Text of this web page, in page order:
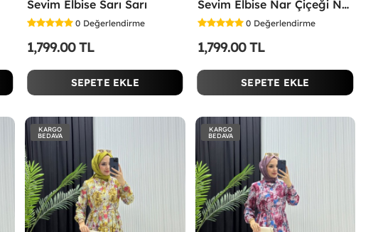
Sevim Elbise Sarı Sarı
0 Değerlendirme
1,799.00 TL
SEPETE EKLE
Sevim Elbise Nar Çiçeği Nar Çiçeği
0 Değerlendirme
1,799.00 TL
SEPETE EKLE
KARGO
BEDAVA
KARGO
BEDAVA